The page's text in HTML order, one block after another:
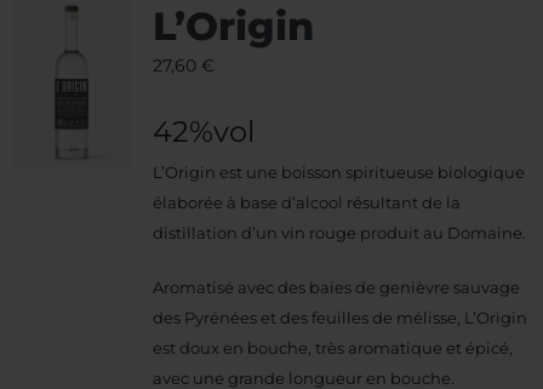
L’Origin
27,60 €
42%vol
L’Origin est une boisson spiritueuse biologique
élaborée à base d’alcool résultant de la
distillation d’un vin rouge produit au Domaine.
Aromatisé avec des baies de genièvre sauvage
des Pyrénées et des feuilles de mélisse, L’Origin
est doux en bouche, très aromatique et épicé,
avec une grande longueur en bouche.